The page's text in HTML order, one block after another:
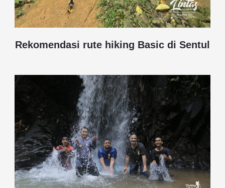
Rekomendasi rute hiking Basic di Sentul